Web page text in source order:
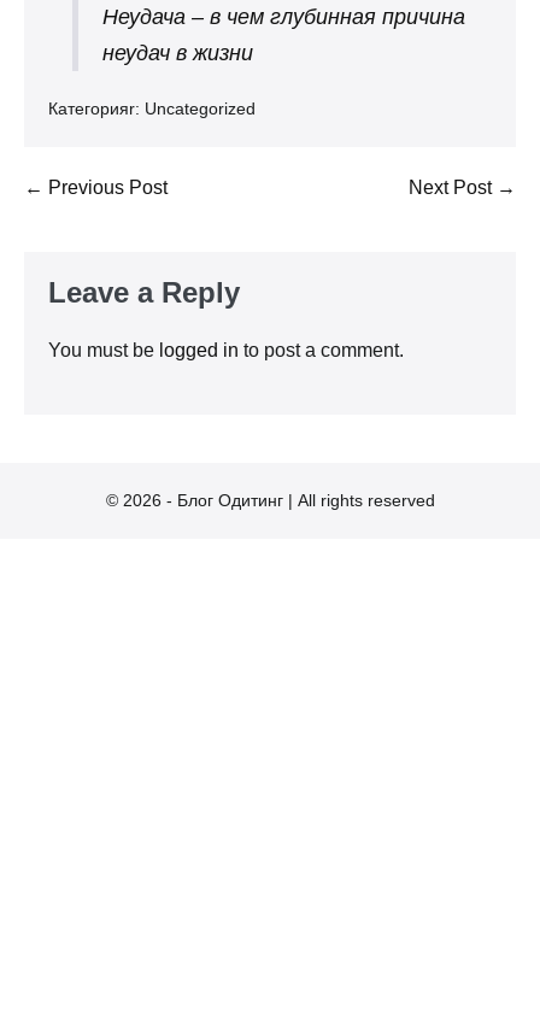
Неудача – в чем глубинная причина
неудач в жизни
Категорияr: Uncategorized
Post
← Previous Post Next Post →
Leave a Reply
You must be logged in to post a comment.
© 2026 - Блог Одитинг | All rights reserved